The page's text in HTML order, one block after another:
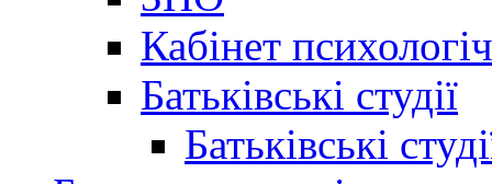
Кабінет
Батьківські студії
Батьківські